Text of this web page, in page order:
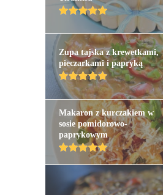
Zupa tajska z krewetkami,
pieczarkami i papryką
Makaron z kurczakiem w
sosie pomidorowo-
paprykowym